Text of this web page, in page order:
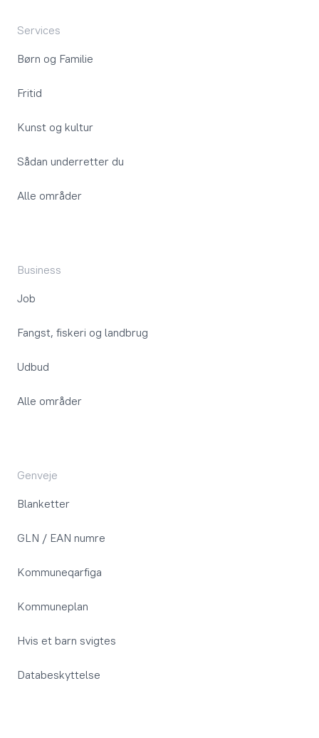
Services
Børn og Familie
Fritid
Kunst og kultur
Sådan underretter du
Alle områder
Business
Job
Fangst, fiskeri og landbrug
Udbud
Alle områder
Genveje
Blanketter
GLN / EAN numre
Kommuneqarfiga
Kommuneplan
Hvis et barn svigtes
Databeskyttelse